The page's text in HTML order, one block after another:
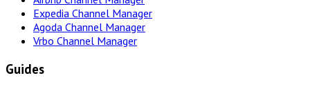
Expedia Channel Manager
Agoda Channel Manager
Vrbo Channel Manager
Guides